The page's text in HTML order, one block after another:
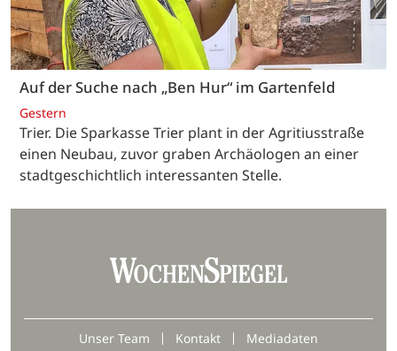
Auf der Suche nach „Ben Hur“ im Gartenfeld
Gestern
Trier. Die Sparkasse Trier plant in der Agritiusstraße
einen Neubau, zuvor graben Archäologen an einer
stadtgeschichtlich interessanten Stelle.
Unser Team Kontakt Mediadaten